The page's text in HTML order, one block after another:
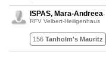
ISPAS, Mara-Andreea
RFV Velbert-Heiligenhaus
156 Tanholm's Mauritz